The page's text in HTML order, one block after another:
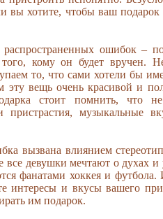
вы хотите, чтобы ваш
ошибок –
кому он будет вручен.
то, что сами хотели бы
эту вещь очень красивой и
стоит помнить, что
пристрастия, музыкальные
вызвана влиянием
все девушки мечтают о духах и
фанатами хоккея и
интересы и вкусы вашего
им подарок.